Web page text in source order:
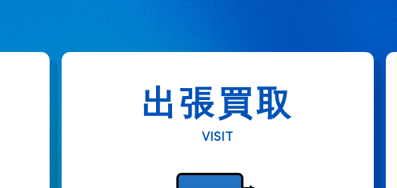
出張買取
VISIT